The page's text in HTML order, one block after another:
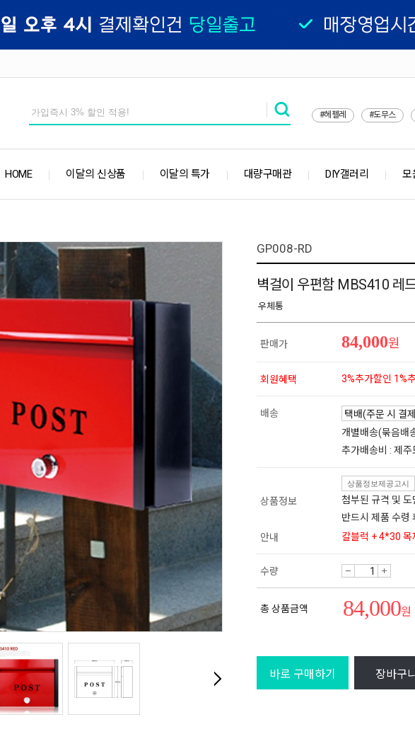
#헤펠레 #도무스
HOME 이달의 신상품 이달의 특가 대량구매관 DIY갤러리 모
GP008-RD
벽걸이 우편함 MBS410 레
우체통
판매가 84,000원
회원혜택 3%추가할인 1%
배송
개별배송(묶음배
추가배송비 : 제
상품정보
상품정보제공고시
첨부된 규격 및
반드시 제품 수령
안내
칼블럭 + 4*30 목
수량
총 상품금액 84,000원
바로 구매하기 장바구